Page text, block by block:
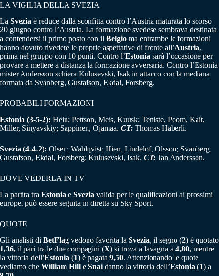
LA VIGILIA DELLA SVEZIA
La Svezia è reduce dalla sconfitta contro l’Austria maturata lo scorso
20 giugno contro l’Austria. La formazione svedese sembrava destinata
a contendersi il primo posto con il Belgio ma entrambe le formazioni
hanno dovuto rivedere le proprie aspettative di fronte all’Austria,
prima nel gruppo con 10 punti. Contro l’Estonia sarà l’occasione per
provare a mettere a distanza la formazione avversaria. Contro l’Estonia
mister Andersson schiera Kulusevski, Isak in attacco con la mediana
formata da Svanberg, Gustafson, Ekdal, Forsberg.
PROBABILI FORMAZIONI
Estonia (3-5-2): Hein; Pettson, Mets, Kuusk; Teniste, Poom, Kait,
Miller, Sinyavskiy; Sappinen, Ojamaa. CT: Thomas Haberli.
Svezia (4-4-2): Olsen; Wahlqvist; Hien, Lindelof, Olsson; Svanberg,
Gustafson, Ekdal, Forsberg; Kulusevski, Isak. CT: Jan Andersson.
DOVE VEDERLA IN TV
La partita tra Estonia e Svezia valida per le qualificazioni ai prossimi
europei può essere seguita in diretta su Sky Sport.
QUOTE
Gli analisti di BetFlag vedono favorita la Svezia, il segno (2) è quotato
1,36, il pari tra le due compagini (X) si trova a lavagna a 4,80, mentre
la vittoria dell’Estonia (1) è pagata 9,50. Attenzionando le quote
vediamo che William Hill e Snai danno la vittoria dell’Estonia (1) a